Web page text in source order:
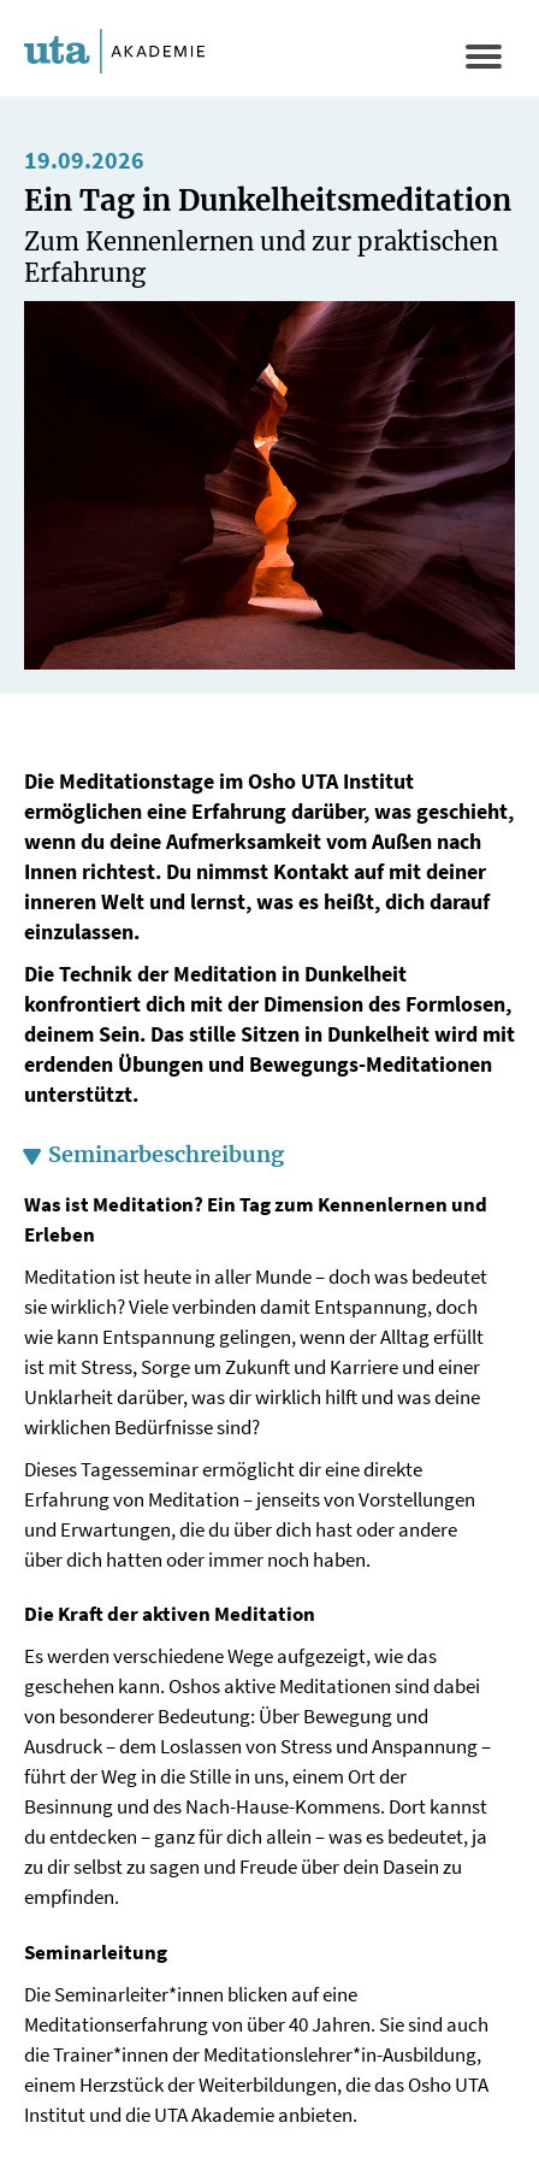
zum
19.09.2026
Ein Tag in Dunkelheitsmeditation
Zum Kennenlernen und zur praktischen
Erfahrung
Die Meditationstage im Osho UTA Institut
ermöglichen eine Erfahrung darüber, was geschieht,
wenn du deine Aufmerksamkeit vom Außen nach
Innen richtest. Du nimmst Kontakt auf mit deiner
inneren Welt und lernst, was es heißt, dich darauf
einzulassen.
Die Technik der Meditation in Dunkelheit
konfrontiert dich mit der Dimension des Formlosen,
deinem Sein. Das stille Sitzen in Dunkelheit wird mit
erdenden Übungen und Bewegungs-Meditationen
unterstützt.
Seminarbeschreibung
Was ist Meditation? Ein Tag zum Kennenlernen und
Erleben
Meditation ist heute in aller Munde – doch was bedeutet
sie wirklich? Viele verbinden damit Entspannung, doch
wie kann Entspannung gelingen, wenn der Alltag erfüllt
ist mit Stress, Sorge um Zukunft und Karriere und einer
Unklarheit darüber, was dir wirklich hilft und was deine
wirklichen Bedürfnisse sind?
Dieses Tagesseminar ermöglicht dir eine direkte
Erfahrung von Meditation – jenseits von Vorstellungen
und Erwartungen, die du über dich hast oder andere
über dich hatten oder immer noch haben.
Die Kraft der aktiven Meditation
Es werden verschiedene Wege aufgezeigt, wie das
geschehen kann. Oshos aktive Meditationen sind dabei
von besonderer Bedeutung: Über Bewegung und
Ausdruck – dem Loslassen von Stress und Anspannung –
führt der Weg in die Stille in uns, einem Ort der
Besinnung und des Nach-Hause-Kommens. Dort kannst
du entdecken – ganz für dich allein – was es bedeutet, ja
zu dir selbst zu sagen und Freude über dein Dasein zu
empfinden.
Seminarleitung
Die Seminarleiter*innen blicken auf eine
Meditationserfahrung von über 40 Jahren. Sie sind auch
die Trainer*innen der Meditationslehrer*in-Ausbildung,
einem Herzstück der Weiterbildungen, die das Osho UTA
Institut und die UTA Akademie anbieten.